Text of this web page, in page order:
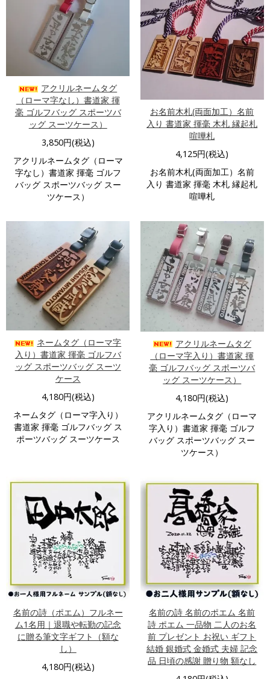
アクリルネームタグ
（ローマ字なし）書道家 揮
毫 ゴルフバッグ スポーツバ
ッグ スーツケース）
3,850円(税込)
アクリルネームタグ（ローマ
字なし）書道家 揮毫 ゴルフ
バッグ スポーツバッグ スー
ツケース）
お名前木札(両面加工）名前
入り 書道家 揮毫 木札 縁起札
喧嘩札
4,125円(税込)
お名前木札(両面加工）名前
入り 書道家 揮毫 木札 縁起札
喧嘩札
ネームタグ（ローマ字
入り）書道家 揮毫 ゴルフバ
ッグ スポーツバッグ スーツ
ケース
4,180円(税込)
ネームタグ（ローマ字入り）
書道家 揮毫 ゴルフバッグ ス
ポーツバッグ スーツケース
アクリルネームタグ
（ローマ字入り）書道家 揮
毫 ゴルフバッグ スポーツバ
ッグ スーツケース）
4,180円(税込)
アクリルネームタグ（ローマ
字入り）書道家 揮毫 ゴルフ
バッグ スポーツバッグ スー
ツケース）
名前の詩（ポエム）フルネー
ム1名用｜退職や転勤の記念
に贈る筆文字ギフト（額な
し）
4,180円(税込)
名前の詩 名前のポエム 名前
詩 ポエム 一品物 二人のお名
前 プレゼント お祝い ギフト
結婚 銀婚式 金婚式 夫婦 記念
品 日頃の感謝 贈り物 額なし